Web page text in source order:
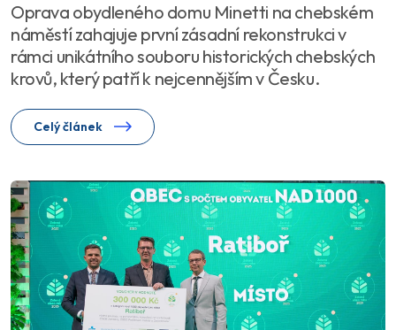
Oprava obydleného domu Minetti na chebském
náměstí zahajuje první zásadní rekonstrukci v
rámci unikátního souboru historických chebských
krovů, který patří k nejcennějším v Česku.
Celý článek